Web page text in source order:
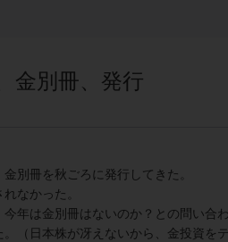
金別冊、発行
別冊を秋ごろに発行してきた。
なかった。
今年は金別冊はないのか？との問い
（日本株が冴えないから、金投資を